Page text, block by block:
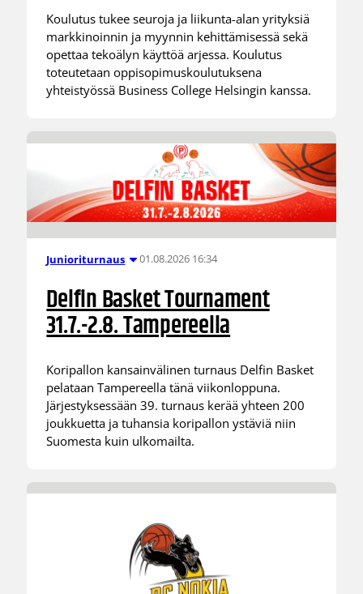
Koulutus tukee seuroja ja liikunta-alan yrityksiä
markkinoinnin ja myynnin kehittämisessä sekä
opettaa tekoälyn käyttöä arjessa. Koulutus
toteutetaan oppisopimuskoulutuksena
yhteistyössä Business College Helsingin kanssa.
Junioriturnaus 01.08.2026 16:34
Delfin Basket Tournament
31.7.-2.8. Tampereella
Koripallon kansainvälinen turnaus Delfin Basket
pelataan Tampereella tänä viikonloppuna.
Järjestyksessään 39. turnaus kerää yhteen 200
joukkuetta ja tuhansia koripallon ystäviä niin
Suomesta kuin ulkomailta.